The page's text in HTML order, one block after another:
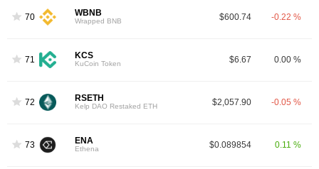
70 WBNB
Wrapped BNB $600.74 -0.22 %
71 KCS
KuCoin Token $6.67 0.00 %
72 RSETH
Kelp DAO Restaked ETH $2,057.90 -0.05 %
73 ENA
Ethena $0.089854 0.11 %